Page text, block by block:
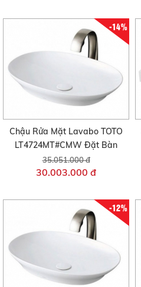
-14%
Chậu Rửa Mặt Lavabo TOTO
LT4724MT#CMW Đặt Bàn
35.051.000 đ
30.003.000 đ
-12%